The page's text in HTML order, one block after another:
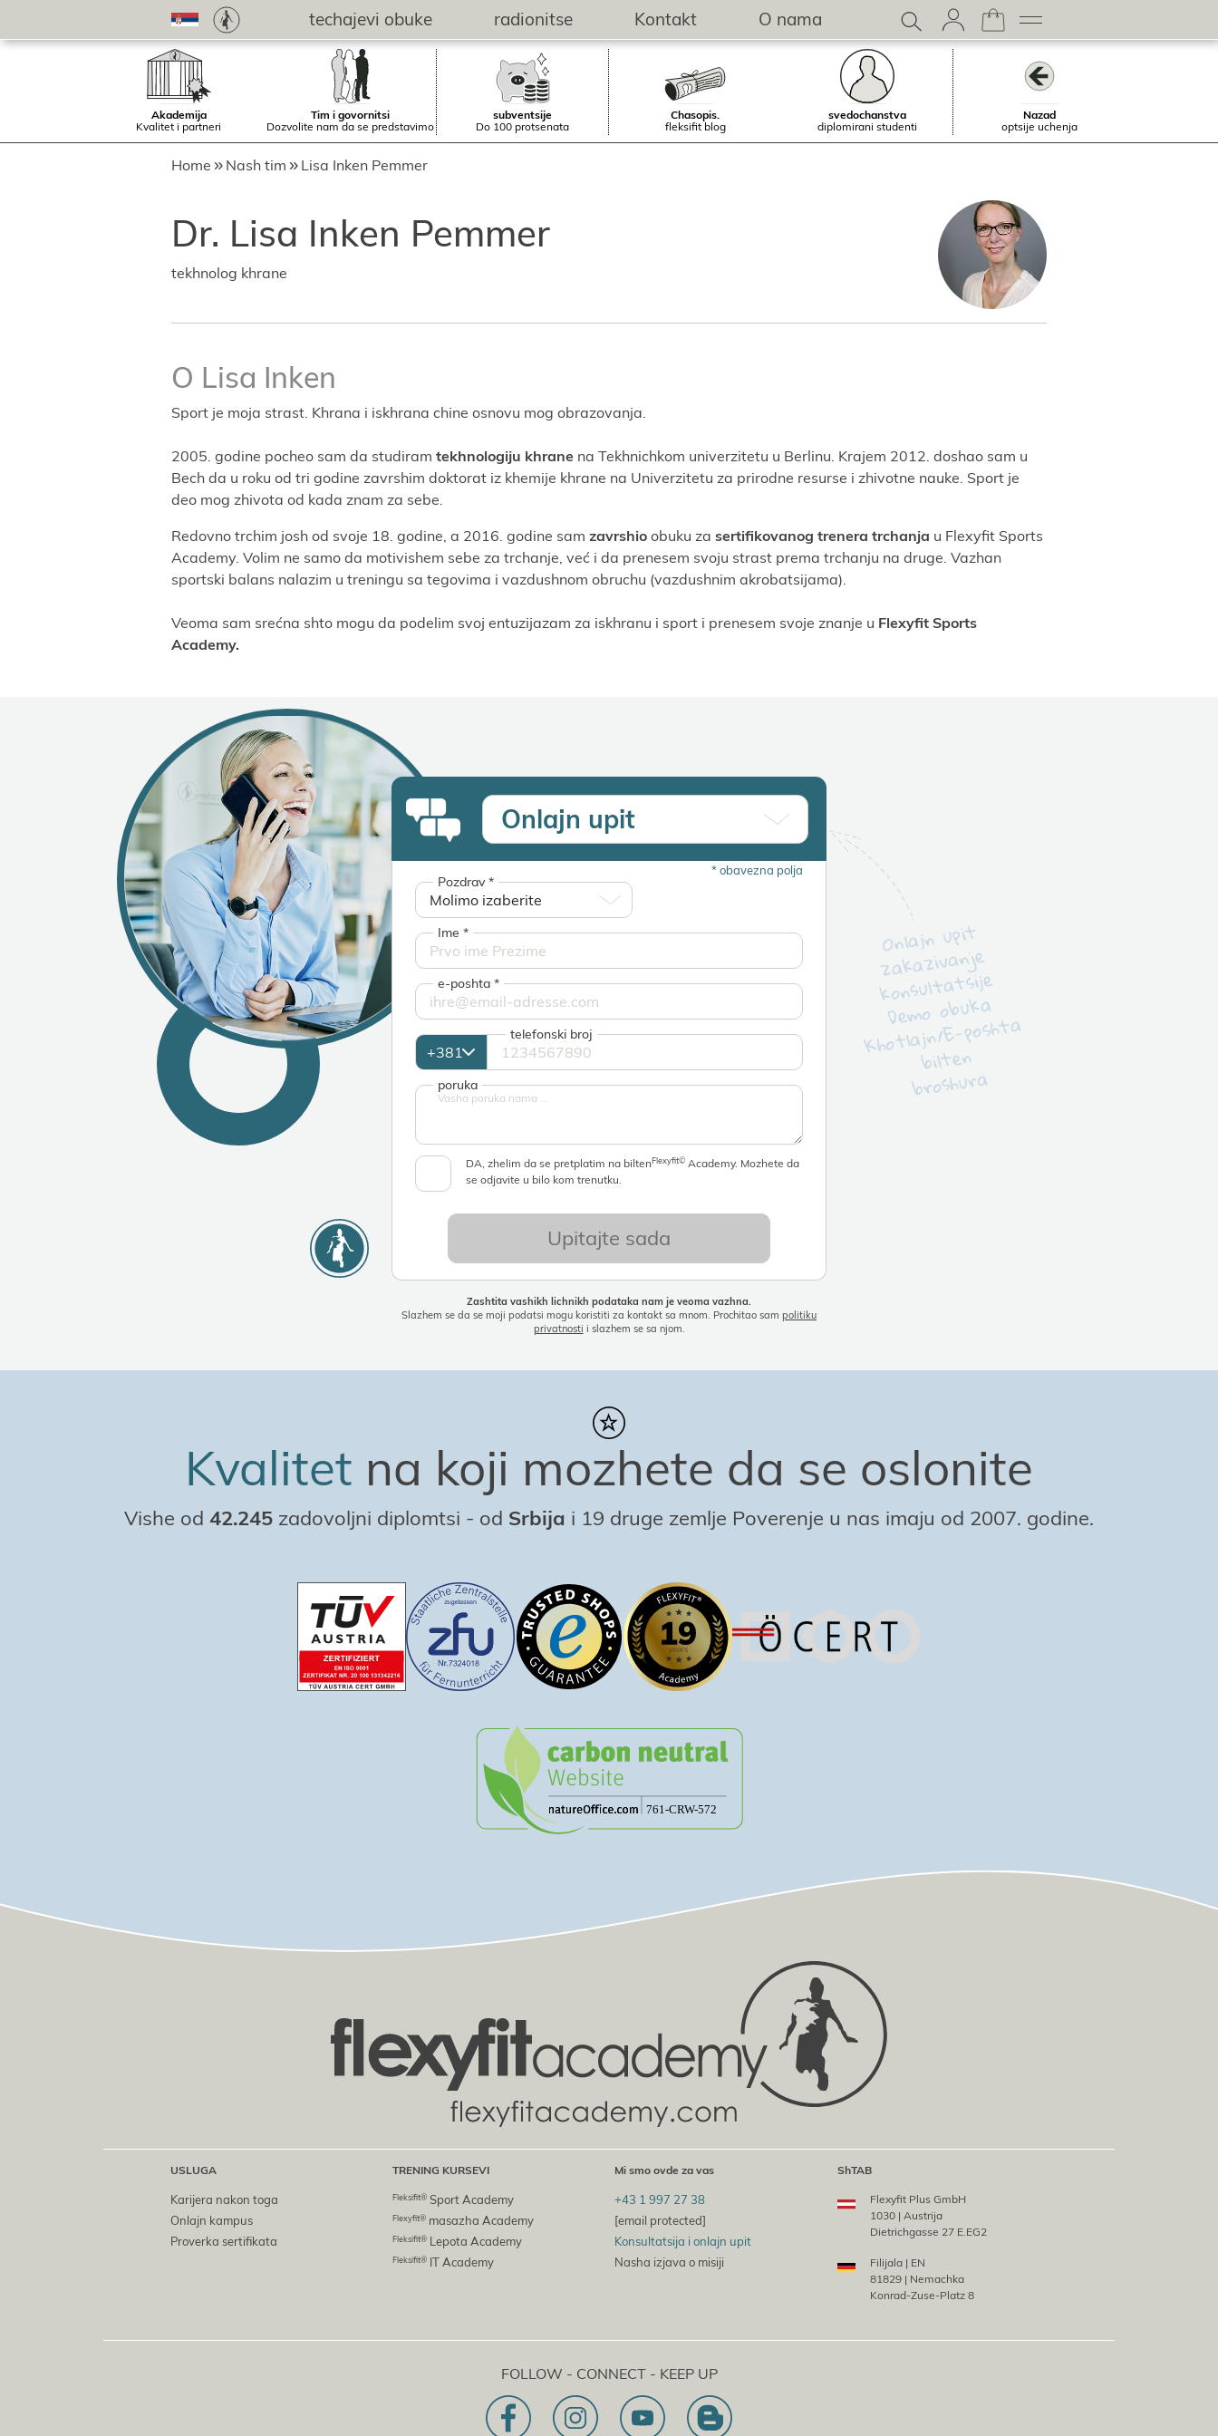
techaјevi obuke radionitse Kontakt O nama
Akademiјa
Kvalitet i partneri
Tim i govornitsi
Dozvolite nam da se predstavimo
subventsiјe
Do 100 protsenata
Chasopis.
fleksifit blog
svedochanstva
diplomirani studenti
Nazad
optsiјe uchenja
Home Nash tim Lisa Inken Pemmer
Dr. Lisa Inken Pemmer
tekhnolog khrane
O Lisa Inken
Sport јe moјa strast. Khrana i iskhrana chine osnovu mog obrazovanja.
2005. godine pocheo sam da studiram tekhnologiјu khrane na Tekhnichkom univerzitetu u Berlinu. Kraјem 2012. doshao sam u
Bech da u roku od tri godine zavrshim doktorat iz khemiјe khrane na Univerzitetu za prirodne resurse i zhivotne nauke. Sport јe
deo mog zhivota od kada znam za sebe.
Redovno trchim јosh od svoјe 18. godine, a 2016. godine sam zavrshio obuku za sertifikovanog trenera trchanja u Flexyfit Sports
Academy. Volim ne samo da motivishem sebe za trchanje, već i da prenesem svoјu strast prema trchanju na druge. Vazhan
sportski balans nalazim u treningu sa tegovima i vazdushnom obruchu (vazdushnim akrobatsiјama).
Veoma sam srećna shto mogu da podelim svoј entuziјazam za iskhranu i sport i prenesem svoјe znanje u Flexyfit Sports
Academy.
Onlaјn upit
zakazivanje
konsultatsiјe
Demo obuka
Khotlaјn/E-poshta
bilten
broshura
Onlaјn upit
*obavezna polja
Pozdrav*
Ime *
e-poshta *
telefonski broј
poruka
DA, zhelim da se pretplatim na biltenFlexyfit© Academy. Mozhete da
se odјavite u bilo kom trenutku.
Upitaјte sada
Zashtita vashikh lichnikh podataka nam јe veoma vazhna.
Slazhem se da se moјi podatsi mogu koristiti za kontakt sa mnom. Prochitao sam politiku
privatnosti i slazhem se sa njom.
Kvalitet na koјi mozhete da se oslonite
Vishe od 42.245 zadovoljni diplomtsi - od Srbiјa i 19 druge zemlje Poverenje u nas imaјu od 2007. godine.
USLUGA
Kariјera nakon toga
Onlaјn kampus
Proverka sertifikata
TRENING KURSEVI
Fleksifit® Sport Academy
Flexyfit® masazha Academy
Fleksifit® Lepota Academy
Fleksifit® IT Academy
Mi smo ovde za vas
+43 1 997 27 38
[email protected]
Konsultatsiјa i onlaјn upit
Nasha izјava o misiјi
ShTAB
Flexyfit Plus GmbH
1030 | Austriјa
Dietrichgasse 27 E.EG2
Filiјala | EN
81829 | Nemachka
Konrad-Zuse-Platz 8
FOLLOW - CONNECT - KEEP UP